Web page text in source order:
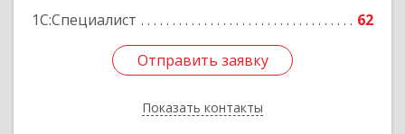
1С:Специалист
62
Отправить заявку
Показать контакты
Отправить заявку
Назад